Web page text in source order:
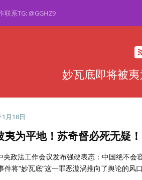
联系TG: @GGHZ9
妙瓦底即将被
月18日
为平地！苏奇督必死无疑！
央政法工作会议发布强硬表态：中国绝不
件将“妙瓦底”这一罪恶漩涡推向了舆论的风